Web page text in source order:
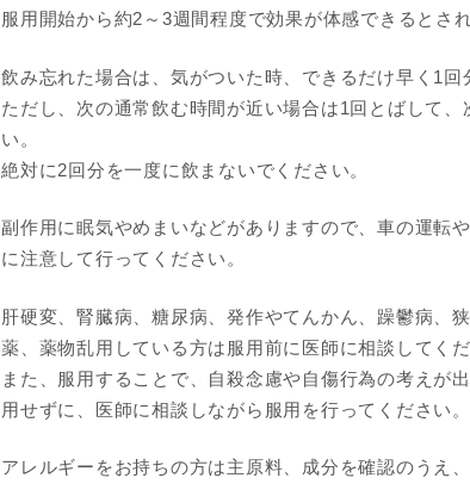
服用開始から約2～3週間程度で効果が体感できるとさ
飲み忘れた場合は、気がついた時、できるだけ早く1回
ただし、次の通常飲む時間が近い場合は1回とばして
い。
絶対に2回分を一度に飲まないでください。
副作用に眠気やめまいなどがありますので、車の運転
に注意して行ってください。
肝硬変、腎臓病、糖尿病、発作やてんかん、躁鬱病、
薬、薬物乱用している方は服用前に医師に相談してくだ
また、服用することで、自殺念慮や自傷行為の考えが
用せずに、医師に相談しながら服用を行ってください。
アレルギーをお持ちの方は主原料、成分を確認のうえ